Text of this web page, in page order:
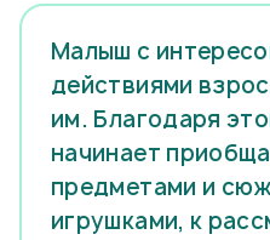
Малыш с
действиями
им. Благодаря
начинает
предметами и
игрушками, к